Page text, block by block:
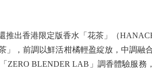
出香港限定版香水「花茶」（
，前調以鮮活柑橘輕盈綻放，中調融
ZERO BLENDER LAB」調香體驗服務